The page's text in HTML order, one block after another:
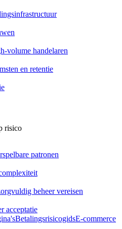
volume handelaren
en retentie
risico
patronen
beheer vereisen
acceptatie
BetalingsrisicogidsE-commerce